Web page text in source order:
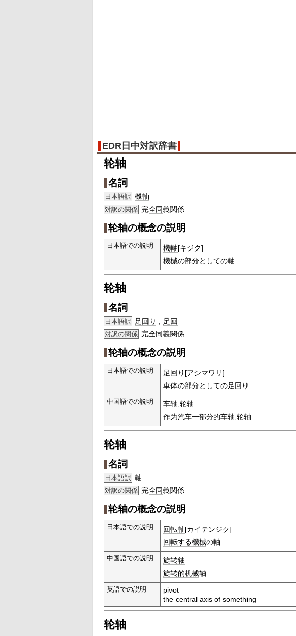
EDR日中対訳辞書
轮轴
名詞
日本語訳 機軸
対訳の関係 完全同義関係
轮轴の概念の説明
日本語での説明 機軸[キジク]
機械の部分としての軸
轮轴
名詞
日本語訳 足回り ， 足回
対訳の関係 完全同義関係
轮轴の概念の説明
日本語での説明 足回り [アシマワリ]
車体の部分としての足回り
中国語での説明 车轴,轮轴
作为汽车一部分的车轴,轮轴
轮轴
名詞
日本語訳 軸
対訳の関係 完全同義関係
轮轴の概念の説明
日本語での説明 回転軸[カイテンジク]
回転する機械の軸
中国語での説明
旋转轴
旋转的机械轴
英語での説明
pivot
the central axis of something
轮轴